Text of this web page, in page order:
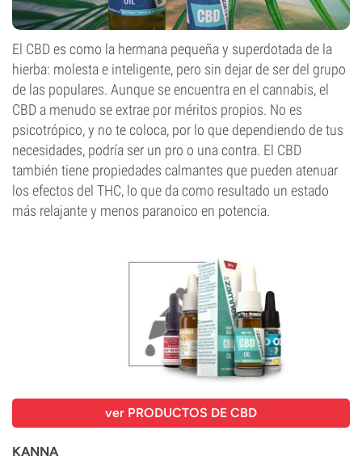
El CBD es como la hermana pequeña y superdotada de la
hierba: molesta e inteligente, pero sin dejar de ser del grupo
de las populares. Aunque se encuentra en el cannabis, el
CBD a menudo se extrae por méritos propios. No es
psicotrópico, y no te coloca, por lo que dependiendo de tus
necesidades, podría ser un pro o una contra. El CBD
también tiene propiedades calmantes que pueden atenuar
los efectos del THC, lo que da como resultado un estado
más relajante y menos paranoico en potencia.
ver PRODUCTOS DE CBD
KANNA